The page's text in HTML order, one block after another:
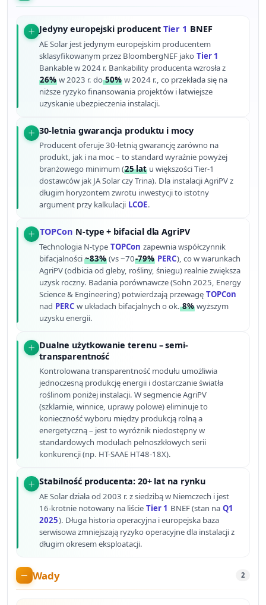
Jedyny europejski producent Tier 1 BNEF
AE Solar jest jedynym europejskim producentem
sklasyfikowanym przez BloombergNEF jako Tier 1
Bankable w 2024 r. Bankability producenta wzrosła z
26% w 2023 r. do50% w 2024 r., co przekłada się na
niższe ryzyko finansowania projektów i łatwiejsze
uzyskanie ubezpieczenia instalacji.
30-letnia gwarancja produktu i mocy
Producent oferuje 30-letnią gwarancję zarówno na
produkt, jak i na moc – to standard wyraźnie powyżej
branżowego minimum (25 lat u większości Tier-1
dostawców jak JA Solar czy Trina). Dla instalacji AgriPV z
długim horyzontem zwrotu inwestycji to istotny
argument przy kalkulacji LCOE.
TOPCon N-type + bifacial dla AgriPV
Technologia N-type TOPCon zapewnia współczynnik
bifacjalności~83% (vs ~70-79% PERC), co w warunkach
AgriPV (odbicia od gleby, rośliny, śniegu) realnie zwiększa
uzysk roczny. Badania porównawcze (Sohn 2025, Energy
Science & Engineering) potwierdzają przewagę TOPCon
nad PERC w układach bifacjalnych o ok.8% wyższym
uzysku energii.
Dualne użytkowanie terenu – semi-
transparentność
Kontrolowana transparentność modułu umożliwia
jednoczesną produkcję energii i dostarczanie światła
roślinom poniżej instalacji. W segmencie AgriPV
(szklarnie, winnice, uprawy polowe) eliminuje to
konieczność wyboru między produkcją rolną a
energetyczną – jest to wyróżnik niedostępny w
standardowych modułach pełnoszkłowych serii
konkurencji (np. HT-SAAE HT48-18X).
Stabilność producenta: 20+ lat na rynku
AE Solar działa od 2003 r. z siedzibą w Niemczech i jest
16-krotnie notowany na liście Tier 1 BNEF (stan na Q1
2025). Długa historia operacyjna i europejska baza
serwisowa zmniejszają ryzyko operacyjne dla instalacji z
długim okresem eksploatacji.
Wady 2